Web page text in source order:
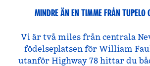
MINDRE ÄN EN TIMME FRÅN TUPELO
Vi är två miles från centrala
födelseplatsen för William
utanför Highway 78 hittar du